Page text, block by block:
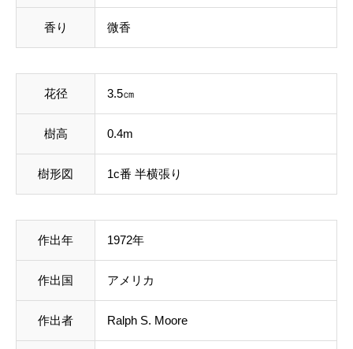
香り 微香
花径 3.5㎝
樹高 0.4m
樹形図 1c番 半横張り
作出年 1972年
作出国 アメリカ
作出者 Ralph S. Moore